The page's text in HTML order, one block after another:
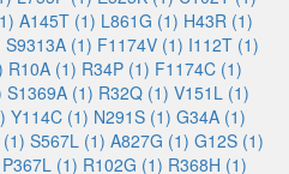
A145T (1) L861G (1) H43R (1)
S9313A (1) F1174V (1) I112T (1)
R10A (1) R34P (1) F1174C (1)
S1369A (1) R32Q (1) V151L (1)
Y114C (1) N291S (1) G34A (1)
S567L (1) A827G (1) G12S (1)
P367L (1) R102G (1) R368H (1)